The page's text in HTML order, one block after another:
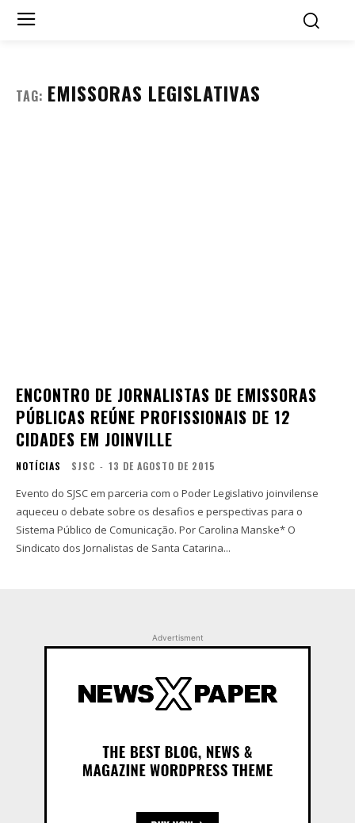
TAG: EMISSORAS LEGISLATIVAS
ENCONTRO DE JORNALISTAS DE EMISSORAS
PÚBLICAS REÚNE PROFISSIONAIS DE 12
CIDADES EM JOINVILLE
NOTÍCIAS SJSC - 13 DE AGOSTO DE 2015
Evento do SJSC em parceria com o Poder Legislativo joinvilense
aqueceu o debate sobre os desafios e perspectivas para o
Sistema Público de Comunicação. Por Carolina Manske* O
Sindicato dos Jornalistas de Santa Catarina...
Advertisment